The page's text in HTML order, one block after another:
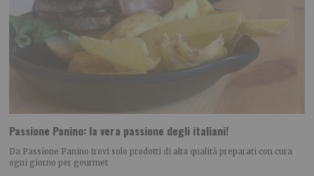
Passione Panino: la vera passione degli italiani!
Da Passione Panino trovi solo prodotti di alta qualità preparati con cura
ogni giorno per gourmet